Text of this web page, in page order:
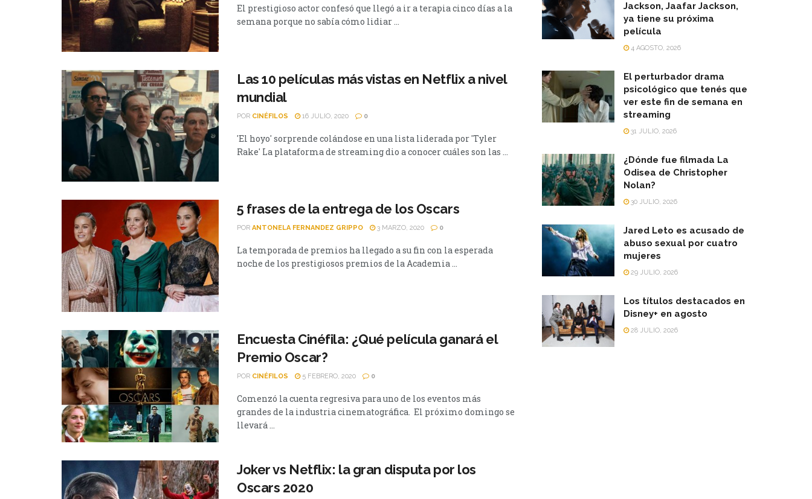
El prestigioso actor confesó que llegó a ir a terapia cinco días a la
semana porque no sabía cómo lidiar ...
Las 10 películas más vistas en Netflix a nivel
mundial
POR CINÉFILOS 16 JULIO, 2020 0
'El hoyo' sorprende colándose en una lista liderada por 'Tyler
Rake' La plataforma de streaming dio a conocer cuáles son las ...
5 frases de la entrega de los Oscars
POR ANTONELA FERNANDEZ GRIPPO 3 MARZO, 2020 0
La temporada de premios ha llegado a su fin con la esperada
noche de los prestigiosos premios de la Academia ...
Encuesta Cinéfila: ¿Qué película ganará el
Premio Oscar?
POR CINÉFILOS 5 FEBRERO, 2020 0
Comenzó la cuenta regresiva para uno de los eventos más
grandes de la industria cinematográfica. El próximo domingo se
llevará ...
Joker vs Netflix: la gran disputa por los
Oscars 2020
Jackson, Jaafar Jackson,
ya tiene su próxima
película
4 AGOSTO, 2026
El perturbador drama
psicológico que tenés que
ver este fin de semana en
streaming
31 JULIO, 2026
¿Dónde fue filmada La
Odisea de Christopher
Nolan?
30 JULIO, 2026
Jared Leto es acusado de
abuso sexual por cuatro
mujeres
29 JULIO, 2026
Los títulos destacados en
Disney+ en agosto
28 JULIO, 2026